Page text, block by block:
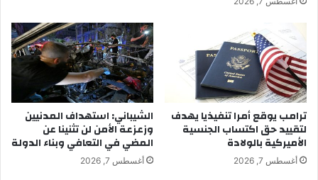
ترامب يوقع أمرا تنفيذيا يهدف
لتقييد حق اكتساب الجنسية
الأميركية بالولادة
أغسطس 7, 2026
الشيباني: استهداف المدنيين
وزعزعة الأمن لن تثنينا عن
المضي في التعافي وبناء الدولة
أغسطس 7, 2026